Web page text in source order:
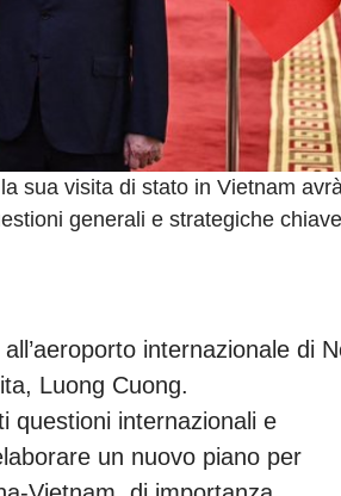
sua visita di stato in Vietnam avrà
generali e strategiche chiave
internazionale di
Luong Cuong.
questioni internazionali e
un nuovo piano per